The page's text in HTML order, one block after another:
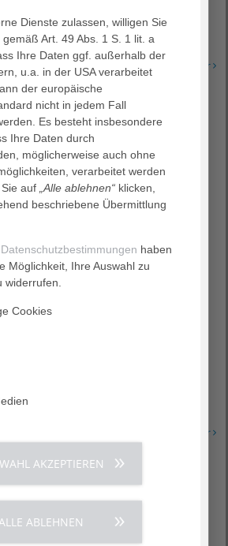
aus der Ukraine“ in der Sitzung des
für…
Erfahren Sie mehr
Gertrudenstift willkommen im
Gertrudenstift stellt die Weichen
sich mit dem christlichen
Erfahren Sie mehr
Dienste zulassen, willigen Sie
Art. 49 Abs. 1 S. 1 lit. a
Ihre Daten ggf. außerhalb der
u.a. in der USA verarbeitet
der europäische
nicht in jedem Fall
Es besteht insbesondere
Ihre Daten durch
möglicherweise auch ohne
verarbeitet werden
auf „Alle ablehnen“ klicken,
beschriebene Übermittlung
Datenschutzbestimmungen haben
Möglichkeit, Ihre Auswahl zu
Cookies
AKZEPTIEREN
ALLE ABLEHNEN